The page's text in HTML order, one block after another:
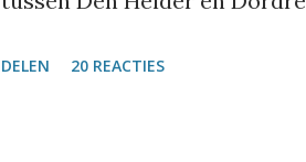
DELEN 20 REACTIES